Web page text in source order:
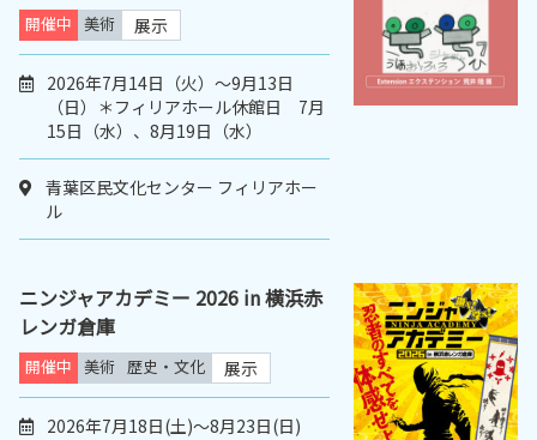
開催中 美術 展示
2026年7月14日（火）〜9月13日
（日）＊フィリアホール休館日 7月
15日（水）、8月19日（水）
青葉区民文化センター フィリアホー
ル
ニンジャアカデミー 2026 in 横浜赤
レンガ倉庫
開催中 美術 歴史・文化 展示
2026年7月18日(土)～8月23日(日)